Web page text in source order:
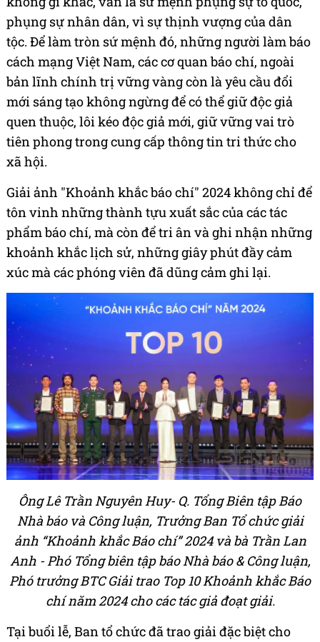
phụng sự nhân dân, vì sự thịnh vượng của dân
tộc. Để làm tròn sứ mệnh đó, những người làm báo
cách mạng Việt Nam, các cơ quan báo chí, ngoài
bản lĩnh chính trị vững vàng còn là yêu cầu đổi
mới sáng tạo không ngừng để có thể giữ độc giả
quen thuộc, lôi kéo độc giả mới, giữ vững vai trò
tiên phong trong cung cấp thông tin tri thức cho
xã hội.
Giải ảnh "Khoảnh khắc báo chí" 2024 không chỉ để
tôn vinh những thành tựu xuất sắc của các tác
phẩm báo chí, mà còn để tri ân và ghi nhận những
khoảnh khắc lịch sử, những giây phút đầy cảm
xúc mà các phóng viên đã dũng cảm ghi lại.
Ông Lê Trần Nguyên Huy- Q. Tổng Biên tập Báo
Nhà báo và Công luận, Trưởng Ban Tổ chức giải
ảnh “Khoảnh khắc Báo chí” 2024 và bà Trần Lan
Anh - Phó Tổng biên tập báo Nhà báo & Công luận,
Phó trưởng BTC Giải trao Top 10 Khoảnh khắc Báo
chí năm 2024 cho các tác giả đoạt giải.
Tại buổi lễ, Ban tổ chức đã trao giải đặc biệt cho